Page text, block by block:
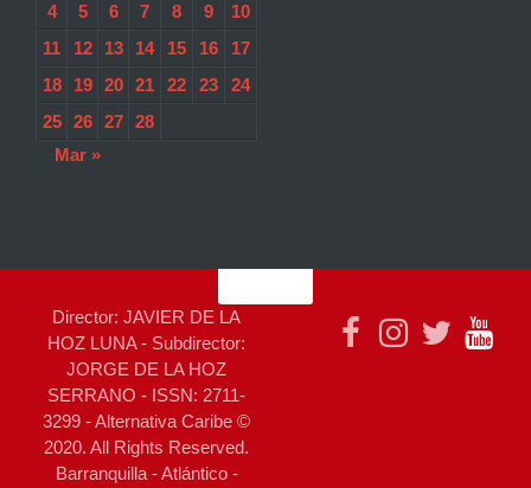
4
5 6 7 8 9
10
11
12 13 14 15 16
17
18
19 20 21 22 23
24
25
26 27
28
Mar »
Director: JAVIER DE LA
HOZ LUNA - Subdirector:
JORGE DE LA HOZ
SERRANO - ISSN: 2711-
3299 - Alternativa Caribe ©
2020. All Rights Reserved.
Barranquilla - Atlántico -